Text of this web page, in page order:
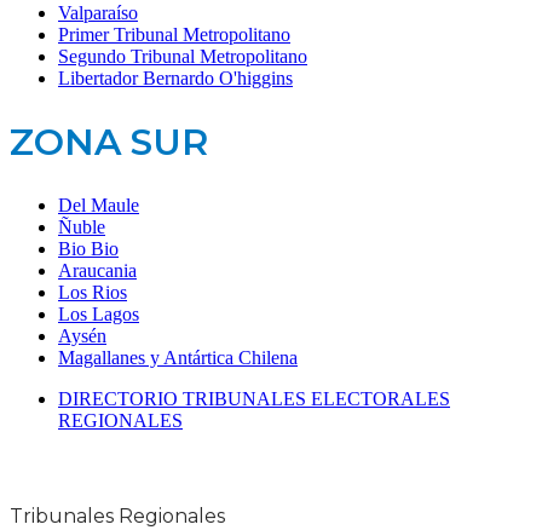
Valparaíso
Primer Tribunal Metropolitano
Segundo Tribunal Metropolitano
Libertador Bernardo O'higgins
ZONA SUR
Del Maule
Ñuble
Bio Bio
Araucania
Los Rios
Los Lagos
Aysén
Magallanes y Antártica Chilena
DIRECTORIO TRIBUNALES ELECTORALES
REGIONALES
Tribunales Regionales